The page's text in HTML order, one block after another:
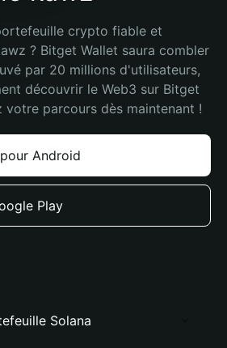
crypto fiable et
? Bitget Wallet saura combler
par 20 millions d'utilisateurs,
découvrir le Web3 sur Bitget
votre parcours dès maintenant !
Android
Play
Solana